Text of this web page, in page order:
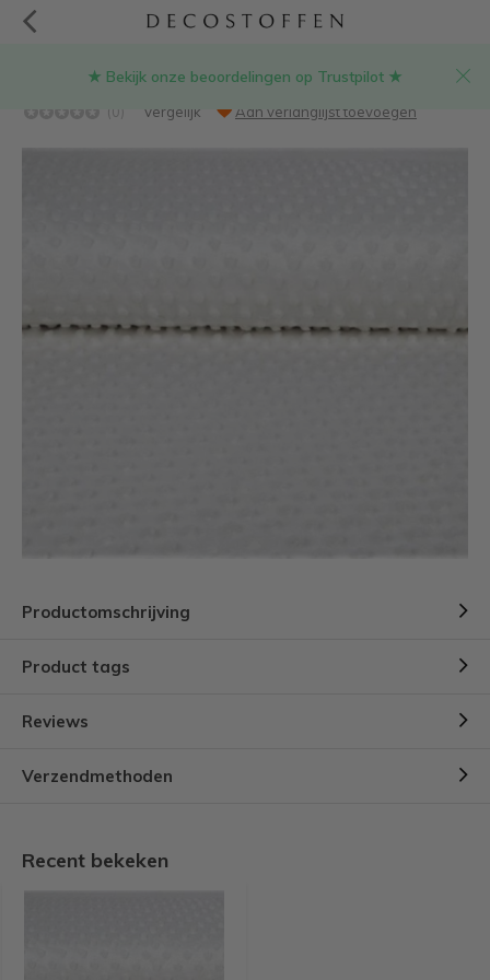
★ Bekijk onze beoordelingen op Trustpilot ★
Wit - minky fleece
(0) Vergelijk Aan verlanglijst toevoegen
Productomschrijving
Product tags
Reviews
Verzendmethoden
Recent bekeken